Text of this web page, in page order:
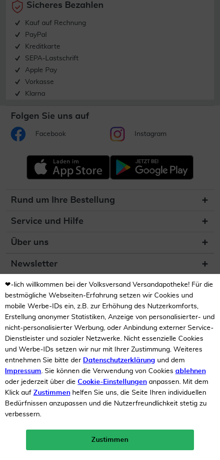
10%
Neukunden-Rabatt ab 49€!
mehr erfahren >
Sicheres Bezahlen
Kauf auf Rechnung
PayPal
Kreditkarte
SEPA-Lastschrift
Apple Pay
Vorkasse
Klarna
Folgen Sie uns auf
Facebook Instagram
Rund um Ihre Bestellung
Service und Hilfe
Über uns
Newsletter
(DE) Zur Überprüfung der
Legalität dieser Website
hier klicken
Unsere Auszeichnungen
❤-lich willkommen bei der Volksversand Versandapotheke! Für die
bestmögliche Webseiten-Erfahrung setzen wir Cookies und
mobile Werbe-IDs ein, z.B. zur Erhöhung des Nutzerkomforts,
Erstellung anonymer Statistiken, Anzeige von personalisierter- und
nicht-personalisierter Werbung, oder Anbindung externer Service-
Dienstleister und sozialer Netzwerke. Nicht essenzielle Cookies
und Werbe-IDs setzen wir nur mit Ihrer Zustimmung. Weiteres
entnehmen Sie bitte der Datenschutzerklärung und dem
Impressum. Sie können die Verwendung von Cookies ablehnen
oder jederzeit über die Cookie-Einstellungen anpassen. Mit dem
Klick auf Zustimmen helfen Sie uns, die Seite Ihren individuellen
Bedürfnissen anzupassen und die Nutzerfreundlichkeit stetig zu
verbessern.
Zustimmen